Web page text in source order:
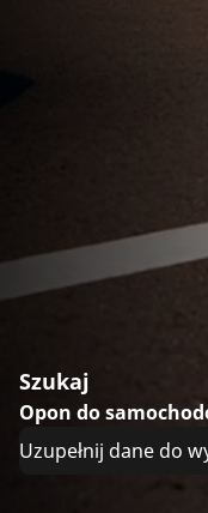
Szukaj
Opon do
Uzupełnij dane do